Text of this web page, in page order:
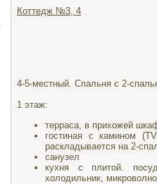
Коттедж №3, 4
4-5-местный. Спальня с 2-
1 этаж:
терраса, в прихожей
гостиная с камином
раскладывается на 2-
санузел
кухня с плитой.
холодильник,